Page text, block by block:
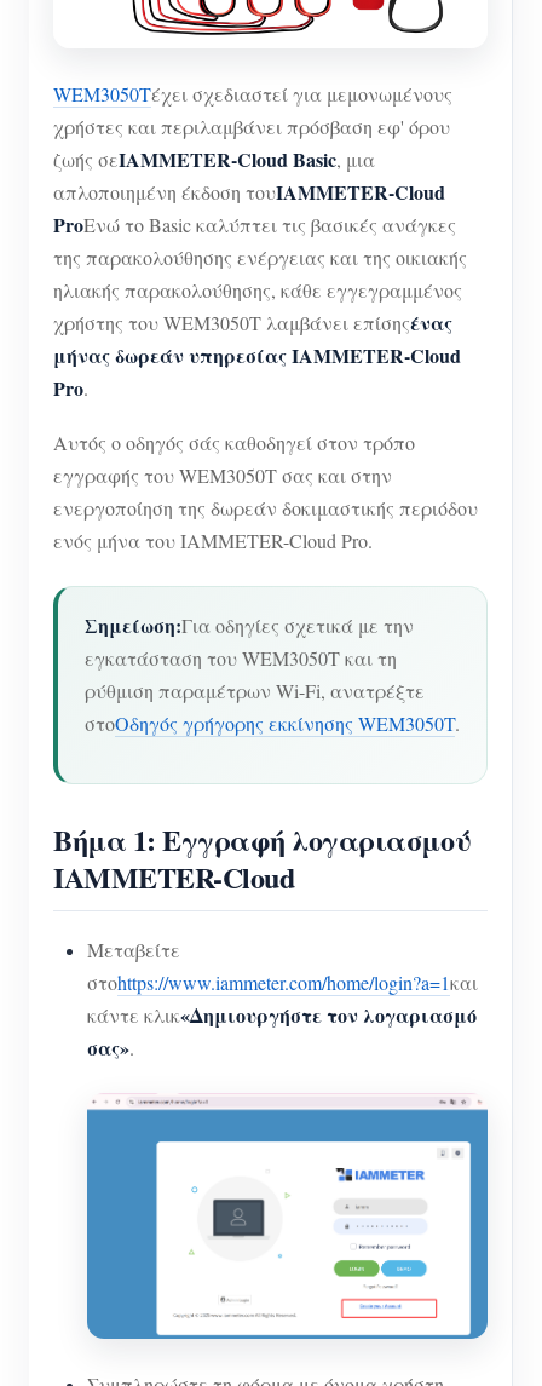
WEM3050Tέχει σχεδιαστεί για μεμονωμένους
χρήστες και περιλαμβάνει πρόσβαση εφ' όρου
ζωής σεIAMMETER-Cloud Basic, μια
απλοποιημένη έκδοση τουIAMMETER-Cloud
ProΕνώ το Basic καλύπτει τις βασικές ανάγκες
της παρακολούθησης ενέργειας και της οικιακής
ηλιακής παρακολούθησης, κάθε εγγεγραμμένος
χρήστης του WEM3050T λαμβάνει επίσηςένας
μήνας δωρεάν υπηρεσίας IAMMETER-Cloud
Pro.
Αυτός ο οδηγός σάς καθοδηγεί στον τρόπο
εγγραφής του WEM3050T σας και στην
ενεργοποίηση της δωρεάν δοκιμαστικής περιόδου
ενός μήνα του IAMMETER-Cloud Pro.
Σημείωση:Για οδηγίες σχετικά με την
εγκατάσταση του WEM3050T και τη
ρύθμιση παραμέτρων Wi-Fi, ανατρέξτε
στοΟδηγός γρήγορης εκκίνησης WEM3050T.
Βήμα 1: Εγγραφή λογαριασμού
IAMMETER-Cloud
Μεταβείτε
στοhttps://www.iammeter.com/home/login?a=1και
κάντε κλικ«Δημιουργήστε τον λογαριασμό
σας».